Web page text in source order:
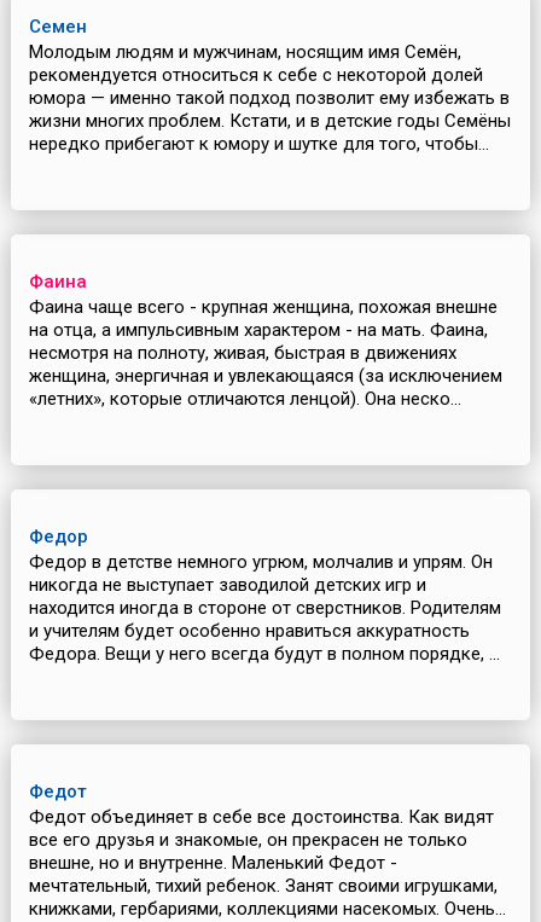
Семен
Молодым людям и мужчинам, носящим имя Семён,
рекомендуется относиться к себе с некоторой долей
юмора — именно такой подход позволит ему избежать в
жизни многих проблем. Кстати, и в детские годы Семёны
нередко прибегают к юмору и шутке для того, чтобы...
Фаина
Фаина чаще всего - крупная женщина, похожая внешне
на отца, а импульсивным характером - на мать. Фаина,
несмотря на полноту, живая, быстрая в движениях
женщина, энергичная и увлекающаяся (за исключением
«летних», которые отличаются ленцой). Она неско...
Федор
Федор в детстве немного угрюм, молчалив и упрям. Он
никогда не выступает заводилой детских игр и
находится иногда в стороне от сверстников. Родителям
и учителям будет особенно нравиться аккуратность
Федора. Вещи у него всегда будут в полном порядке, ...
Федот
Федот объединяет в себе все достоинства. Как видят
все его друзья и знакомые, он прекрасен не только
внешне, но и внутренне. Маленький Федот -
мечтательный, тихий ребенок. Занят своими игрушками,
книжками, гербариями, коллекциями насекомых. Очень...